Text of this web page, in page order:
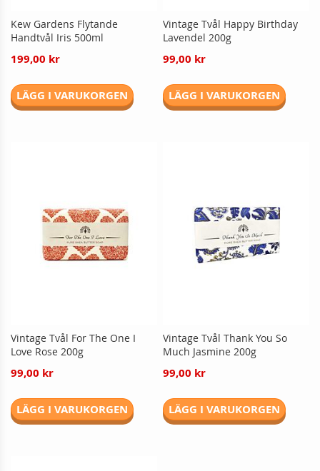
Kew Gardens Flytande
Handtvål Iris 500ml
199,00 kr
LÄGG I VARUKORGEN
Vintage Tvål Happy Birthday
Lavendel 200g
99,00 kr
LÄGG I VARUKORGEN
Vintage Tvål For The One I
Love Rose 200g
99,00 kr
LÄGG I VARUKORGEN
Vintage Tvål Thank You So
Much Jasmine 200g
99,00 kr
LÄGG I VARUKORGEN